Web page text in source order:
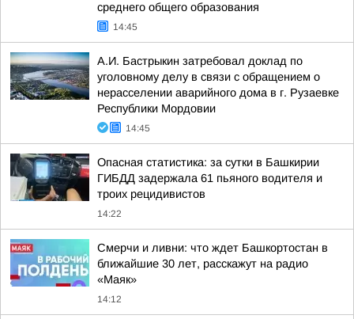
среднего общего образования
14:45
А.И. Бастрыкин затребовал доклад по
уголовному делу в связи с обращением о
нерасселении аварийного дома в г. Рузаевке
Республики Мордовии
14:45
Опасная статистика: за сутки в Башкирии
ГИБДД задержала 61 пьяного водителя и
троих рецидивистов
14:22
Смерчи и ливни: что ждет Башкортостан в
ближайшие 30 лет, расскажут на радио
«Маяк»
14:12